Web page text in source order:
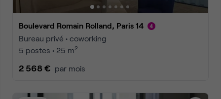
Boulevard Romain Rolland, Paris 14
Bureau privé • coworking
5 postes • 25 m2
2 568 € par mois